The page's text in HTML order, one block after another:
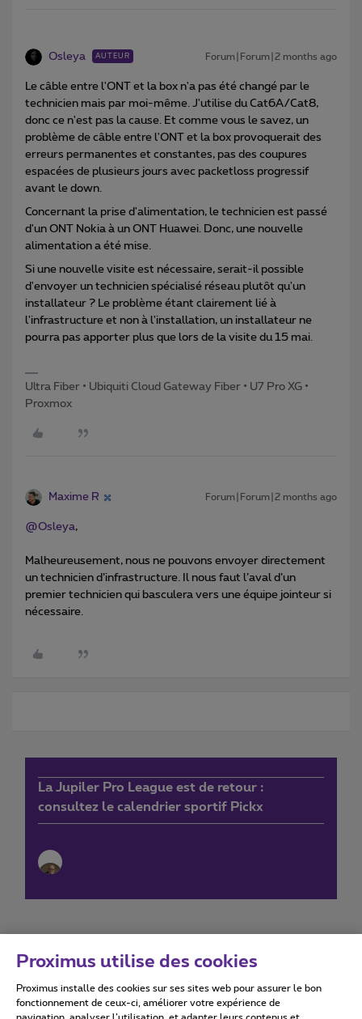
Osleya AUTEUR Forum|Forum|2 months ago
Le câble entre l'ONT et la box n'a pas été changé par le
technicien mais par moi-même. J'utilise du Cat6A/Cat8,
donc ce n'est pas la cause. Et comme vous le savez, un
problème de câble entre l'ONT et la box provoquerait des
erreurs permanentes et constantes, pas des coupures
espacées de plusieurs jours avec packetloss progressif
avant le down.
Concernant la prise d'alimentation, le technicien est passé
d'un ONT Nokia à un ONT Huawei. Donc, une nouvelle
alimentation a été mise.
Si une nouvelle visite est nécessaire, serait-il possible
d'envoyer un technicien spécialisé réseau plutôt qu'un
installateur ? Le problème étant clairement lié à
l'infrastructure et non à l'installation, un installateur ne
pourra pas apporter plus que lors de la visite du 15 mai.
Ultra Fiber • Ubiquiti Cloud Gateway Fiber • U7 Pro XG •
Proxmox
Maxime R Forum|Forum|2 months ago
@Osleya,
Malheureusement, nous ne pouvons envoyer directement
un technicien d’infrastructure. Il nous faut l’aval d’un
premier technicien qui basculera vers une équipe jointeur si
nécessaire.
La Jupiler Pro League est de retour :
consultez le calendrier sportif Pickx
Conditions d'utilisation Accessibility statement
Proximus utilise des cookies
Proximus installe des cookies sur ses sites web pour assurer le bon
fonctionnement de ceux-ci, améliorer votre expérience de